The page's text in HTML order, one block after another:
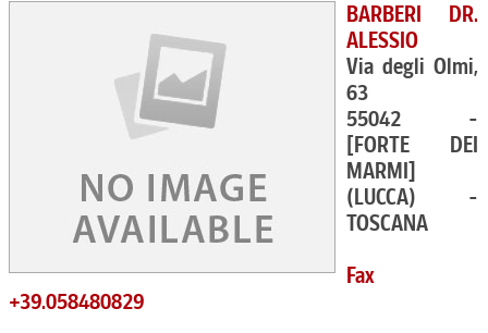
BARBERI DR.
ALESSIO
Via degli Olmi,
63
55042 -
[FORTE DEI
MARMI]
(LUCCA) -
TOSCANA
Fax
+39.058480829